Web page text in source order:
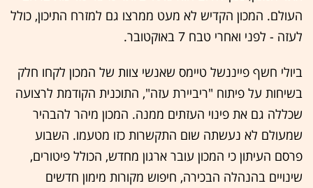
העולם. המכון הקדיש לא מעט ממרצו גם למזרח התיכון, כולל
לעזה - לפני ואחרי טבח 7 באוקטובר.
ביולי חשף פייננשל טיימס שאנשי צוות של המכון לקחו חלק
בשיחות על פיתוח "ריביירת עזה", התוכנית הקודמת לרצועה
שכללה גם את פינוי העזתים ממנה. המכון מיהר להבהיר
שמעולם לא נעשתה שום התקשרות כזו מטעמו. השבוע
פרסם העיתון כי המכון עובר ארגון מחדש, הכולל פיטורים,
שינויים בהנהלה הבכירה, חיפוש מקורות מימון חדשים